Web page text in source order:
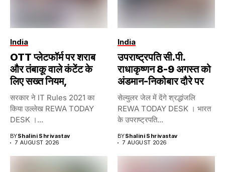
India
OTT प्लेटफॉर्म पर शराब
और तंबाकू वाले कंटेंट के
लिए सख्त नियम,
सरकार ने IT Rules 2021 का
किया उल्लेख REWA TODAY
DESK ।...
BYShalini Shrivastav
7 AUGUST 2026
India
उपराष्ट्रपति सी.पी.
राधाकृष्णन 8-9 अगस्त को
अंडमान-निकोबार दौरे पर
सेल्युलर जेल में देंगे श्रद्धांजलि
REWA TODAY DESK । भारत
के उपराष्ट्रपति...
BYShalini Shrivastav
7 AUGUST 2026